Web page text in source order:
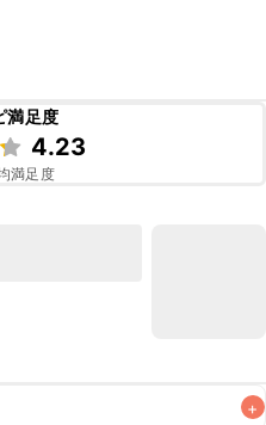
満足度
4.23
満足度
+